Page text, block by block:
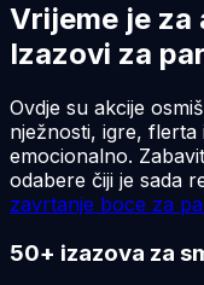
Vrijeme je za
Izazovi za
Ovdje su akcije
nježnosti, igre, flerta
emocionalno.
odabere čiji je sada
zavrtanje boce za
50+ izazova za